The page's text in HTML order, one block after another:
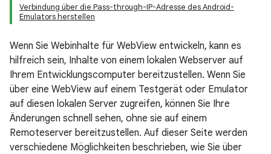
Verbindung über die Pass-through-IP-Adresse des Android-
Emulators herstellen
Wenn Sie Webinhalte für WebView entwickeln, kann es
hilfreich sein, Inhalte von einem lokalen Webserver auf
Ihrem Entwicklungscomputer bereitzustellen. Wenn Sie
über eine WebView auf einem Testgerät oder Emulator
auf diesen lokalen Server zugreifen, können Sie Ihre
Änderungen schnell sehen, ohne sie auf einem
Remoteserver bereitzustellen. Auf dieser Seite werden
verschiedene Möglichkeiten beschrieben, wie Sie über